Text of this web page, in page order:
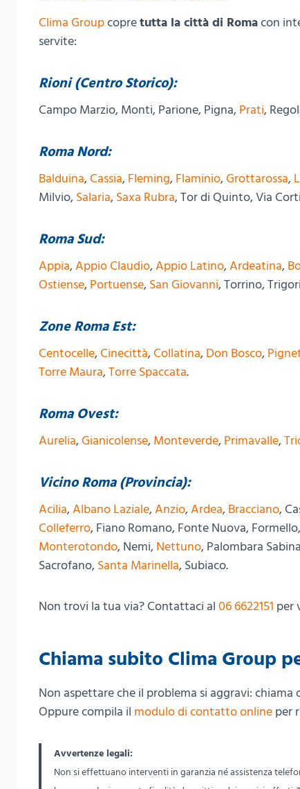
Clima Groupcopretutta la città di Romacon
servite:
Rioni (Centro Storico):
Campo Marzio, Monti, Parione, Pigna, Prati,
Roma Nord:
Balduina,Cassia, Fleming, Flaminio,Grottarossa,
Milvio, Salaria, Saxa Rubra, Tor di Quinto, Via
Roma Sud:
Appia,Appio Claudio,Appio Latino,Ardeatina,
Ostiense, Portuense, San Giovanni, Torrino,
Zone Roma Est:
Centocelle,Cinecittà,Collatina, Don Bosco,
Torre Maura,Torre Spaccata.
Roma Ovest:
Aurelia,Gianicolense, Monteverde, Primavalle,
Vicino Roma (Provincia):
Acilia,Albano Laziale,Anzio,Ardea, Bracciano,
Colleferro, Fiano Romano, Fonte Nuova, Formello,
Monterotondo, Nemi, Nettuno, Palombara
Sacrofano, Santa Marinella, Subiaco.
Non trovi la tua via? Contattaci al 06 6622151 per
Chiama subito Clima Group
Non aspettare che il problema si aggravi: chiama
Oppure compila il modulo di contatto online per
Avvertenze legali:
Non si effettuano interventi in garanzia né assistenza